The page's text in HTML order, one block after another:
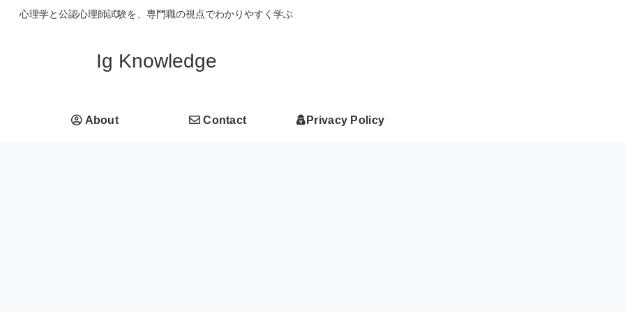
心理学と公認心理師試験を、専門職の視点でわかりやすく学ぶ
Ig Knowledge
About Contact Privacy Policy